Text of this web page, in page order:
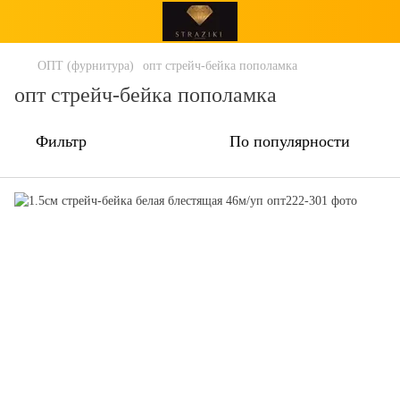
ОПТ (фурнитура) опт стрейч-бейка пополамка
опт стрейч-бейка пополамка
Фильтр По популярности